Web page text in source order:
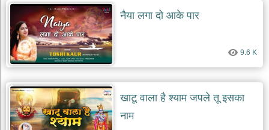
नैया लगा दो आके पार
9.6 K
खाटू वाला है श्याम जपले तू इसका
नाम